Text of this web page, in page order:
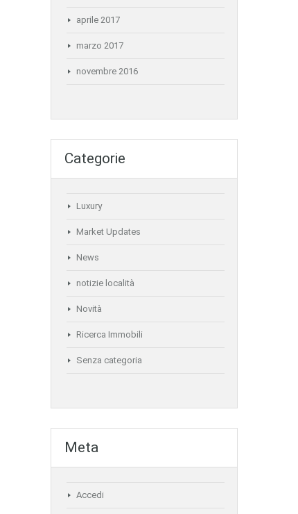
aprile 2017
marzo 2017
novembre 2016
Categorie
Luxury
Market Updates
News
notizie località
Novità
Ricerca Immobili
Senza categoria
Meta
Accedi